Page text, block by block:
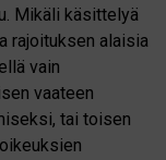
Mikäli käsittelyä
rajoituksen alaisia
vain
vaateen
tai toisen